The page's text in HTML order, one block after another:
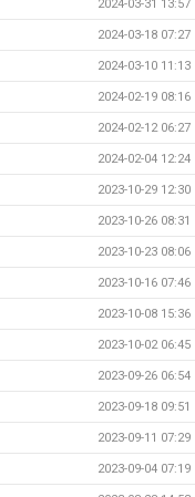
2024-03-31 13:57
2024-03-18 07:27
2024-03-10 11:13
2024-02-19 08:16
2024-02-12 06:27
2024-02-04 12:24
2023-10-29 12:30
2023-10-26 08:31
2023-10-23 08:06
2023-10-16 07:46
2023-10-08 15:36
2023-10-02 06:45
2023-09-26 06:54
2023-09-18 09:51
2023-09-11 07:29
2023-09-04 07:19